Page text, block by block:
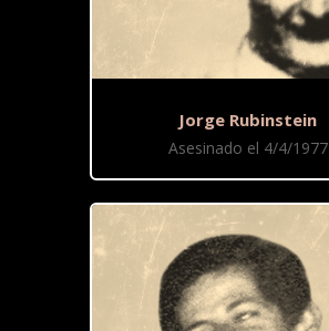
Jorge Rubinstein
Asesinado el 4/4/1977